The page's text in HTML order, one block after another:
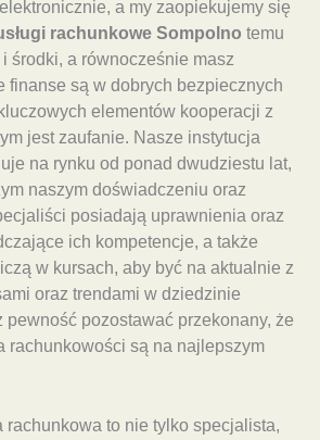
a my zaopiekujemy się
rachunkowe Sompolno temu
środki, a równocześnie masz
finanse są w dobrych bezpiecznych
elementów kooperacji z
jest zaufanie. Nasze instytucja
na rynku od ponad dwudziestu lat,
naszym doświadczeniu oraz
posiadają uprawnienia oraz
ich kompetencje, a także
w kursach, aby być na aktualnie z
oraz trendami w dziedzinie
pewność pozostawać przekonany, że
rachunkowości są na najlepszym
to nie tylko specjalista,